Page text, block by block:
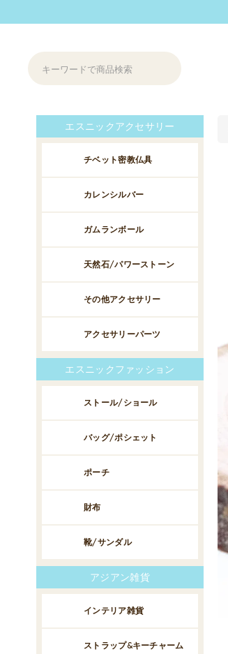
エスニックアクセサリー
チベット密教仏具
カレンシルバー
ガムランボール
天然石/パワーストーン
その他アクセサリー
アクセサリーパーツ
エスニックファッション
ストール/ショール
バッグ/ポシェット
ポーチ
財布
靴/サンダル
アジアン雑貨
インテリア雑貨
ストラップ&キーチャーム